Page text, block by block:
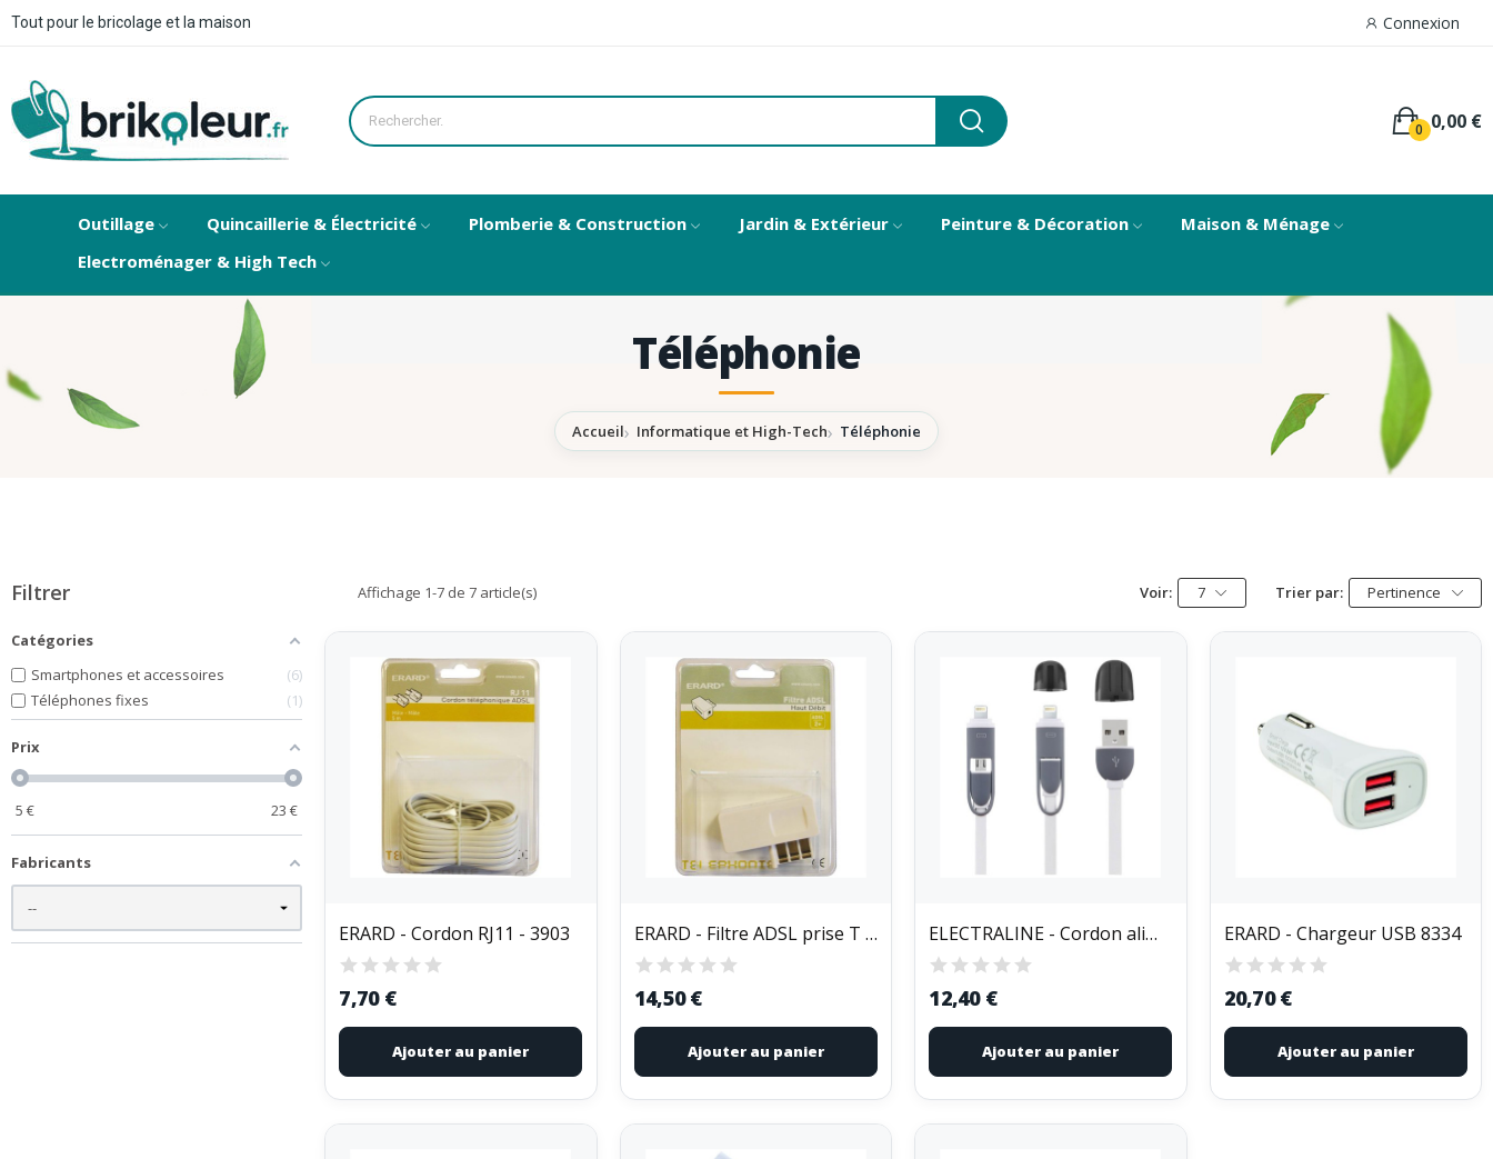
Tout pour le bricolage et la maison Connexion
0,00 €
0
Outillage Quincaillerie & Électricité Plomberie & Construction Jardin & Extérieur Peinture & Décoration
Maison & Ménage
Electroménager & High Tech
Téléphonie
Accueil Informatique et High-Tech Téléphonie
Filtrer
Catégories
Smartphones et accessoires
6
Téléphones fixes
1
Prix
5 € 23 €
Fabricants
Affichage 1-7 de 7 article(s) Voir: 7 Trier par: Pertinence
ERARD - Cordon RJ11 - 3903
7,70 €
Ajouter au panier
ERARD - Filtre ADSL prise T - 3785
14,50 €
Ajouter au panier
ELECTRALINE - Cordon alimentation smartphone...
12,40 €
Ajouter au panier
ERARD - Chargeur USB 8334
20,70 €
Ajouter au panier